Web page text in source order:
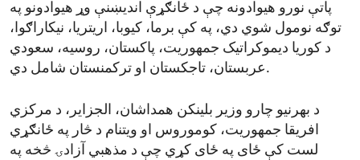
پاتې نورو هیوادونه چې د ځانګړې اندیښنې وړ هیوادونو په
توګه نومول شوي دي، په کې برما، کیوبا، اریتریا، نیکاراګوا،
د کوریا دیموکراتیک جمهوریت، پاکستان، روسیه، سعودي
عربستان، تاجکستان او ترکمنستان شامل دي.
د بهرنیو چارو وزیر بلینکن همداشان، الجزایر، د مرکزي
افریقا جمهوریت، کوموروس او ویتنام د څار په ځانګړي
لست کې ځای په ځای کړي چې د مذهبي آزادۍ څخه په